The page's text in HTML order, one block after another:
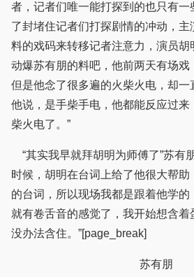
者，记者们唯一能打探到的也只有一
了封堵住记者们打探剧情的冲动，
料的戏码来转移记者注意力，演员胡
动爆苏有朋的料吧，他前两天有场戏
但是他念了很多遍的火柴火电，却一
他说，是手柴手电，他都能反应过来
柴火电了。”
“其实我早就拜胡明为师傅了”苏有
时候，胡明在台词上给了他很大帮助
的台词，所以现场我都是跟着他学的
就有卷舌音的感觉了，我开始想含着
没办法含住。”[page_break]
苏有朋